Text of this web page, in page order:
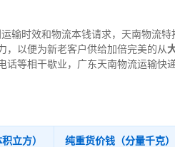
输时效和物流本钱请求，天南物流特
，以便为新老客户供给加倍完美的从
等相干歇业，广东天南物流运输快
立方） 纯重货价钱（分量千克）